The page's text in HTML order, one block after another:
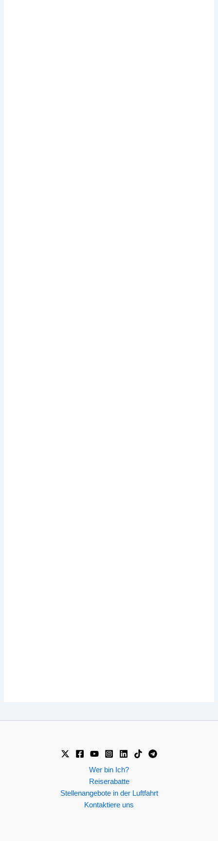
Wer bin Ich?
Reiserabatte
Stellenangebote in der Luftfahrt
Kontaktiere uns